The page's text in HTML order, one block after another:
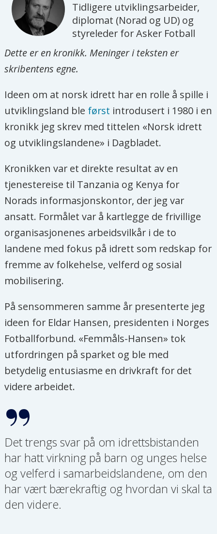
Tidligere utviklingsarbeider,
diplomat (Norad og UD) og
styreleder for Asker Fotball
Dette er en kronikk. Meninger i teksten er
skribentens egne.
Ideen om at norsk idrett har en rolle å spille i
utviklingsland ble først introdusert i 1980 i en
kronikk jeg skrev med tittelen «Norsk idrett
og utviklingslandene» i Dagbladet.
Kronikken var et direkte resultat av en
tjenestereise til Tanzania og Kenya for
Norads informasjonskontor, der jeg var
ansatt. Formålet var å kartlegge de frivillige
organisasjonenes arbeidsvilkår i de to
landene med fokus på idrett som redskap for
fremme av folkehelse, velferd og sosial
mobilisering.
På sensommeren samme år presenterte jeg
ideen for Eldar Hansen, presidenten i Norges
Fotballforbund. «Femmåls-Hansen» tok
utfordringen på sparket og ble med
betydelig entusiasme en drivkraft for det
videre arbeidet.
Det trengs svar på om idrettsbistanden
har hatt virkning på barn og unges helse
og velferd i samarbeidslandene, om den
har vært bærekraftig og hvordan vi skal ta
den videre.